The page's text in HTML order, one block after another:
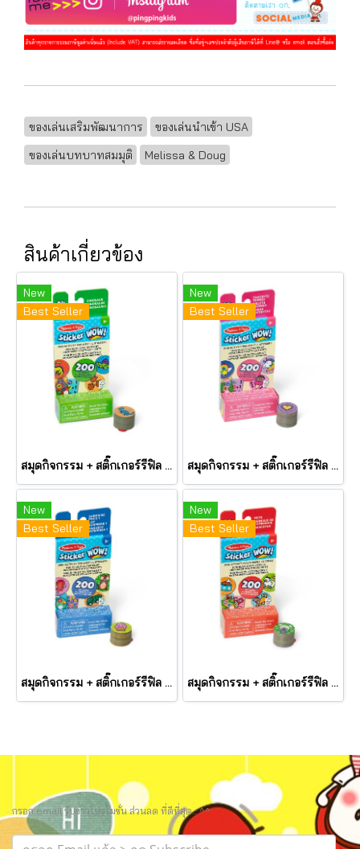
ของเล่นเสริมพัฒนาการ
ของเล่นนำเข้า USA
ของเล่นบทบาทสมมุติ
Melissa & Doug
สินค้าเกี่ยวข้อง
New
Best Seller
สมุดกิจกรรม + สติ๊กเกอร์รีฟิล ตีมไดโนเสาร์ Mini Activity Pad & Refill Stickers Dinosaur รุ่น 50298 ยี่ห้อ Melissa & Dou
New
Best Seller
สมุดกิจกรรม + สติ๊กเกอร์รีฟิล ตีมรวมสิ่งที่ชอบ Mini Activity Pad & Refill Stickers Favorite Things รุ่น 50296 ยี่ห้อ Melissa & Doug
New
Best Seller
สมุดกิจกรรม + สติ๊กเกอร์รีฟิล ตีมรวมทุกสิ่ง Mini Activity Pad & Refill Stickers Surprise Pack 1 รุ่น 50299 ยี่ห้อ Melissa & Doug
New
Best Seller
สมุดกิจกรรม + สติ๊กเกอร์รีฟิล ตีมสัตว์ Mini Activity Pad & Refill Stickers Pets รุ่น 50297 ยี่ห้อ Melissa & Dou
กรอก email รับข่าวโปรโมชั่น ส่วนลด ที่ดีที่สุด.. ^^